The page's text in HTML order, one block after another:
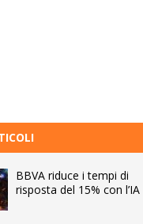
BBVA riduce i tempi di
risposta del 15% con l’IA